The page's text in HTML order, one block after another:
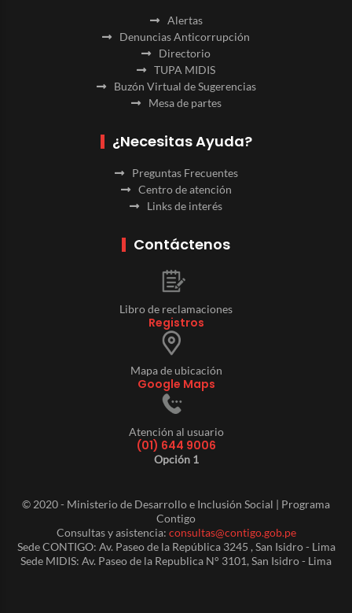
Alertas
Denuncias Anticorrupción
Directorio
TUPA MIDIS
Buzón Virtual de Sugerencias
Mesa de partes
¿Necesitas Ayuda?
Preguntas Frecuentes
Centro de atención
Links de interés
Contáctenos
Libro de reclamaciones
Registros
Mapa de ubicación
Google Maps
Atención al usuario
(01) 644 9006
Opción 1
© 2020 - Ministerio de Desarrollo e Inclusión Social | Programa
Contigo
Consultas y asistencia: consultas@contigo.gob.pe
Sede CONTIGO: Av. Paseo de la República 3245 , San Isidro - Lima
Sede MIDIS: Av. Paseo de la Republica N° 3101, San Isidro - Lima